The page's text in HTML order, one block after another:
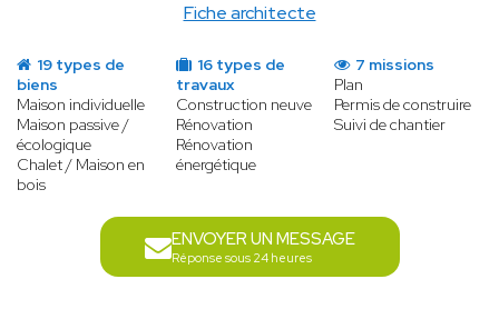
Fiche architecte
19 types de
biens
Maison individuelle
Maison passive /
écologique
Chalet / Maison en
bois
16 types de
travaux
Construction neuve
Rénovation
Rénovation
énergétique
7 missions
Plan
Permis de construire
Suivi de chantier
ENVOYER UN MESSAGE
Réponse sous 24 heures